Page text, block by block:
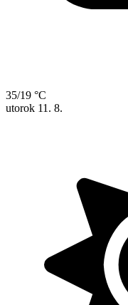
35/19 °C
utorok 11. 8.